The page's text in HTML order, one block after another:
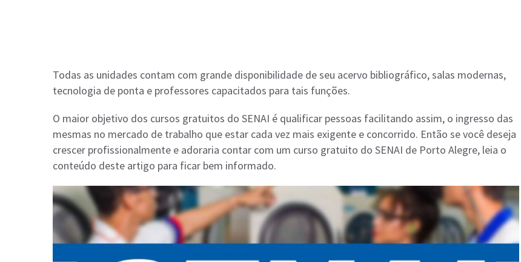
Todas as unidades contam com grande disponibilidade de seu acervo bibliográfico, salas modernas,
tecnologia de ponta e professores capacitados para tais funções.
O maior objetivo dos cursos gratuitos do SENAI é qualificar pessoas facilitando assim, o ingresso das
mesmas no mercado de trabalho que estar cada vez mais exigente e concorrido. Então se você deseja
crescer profissionalmente e adoraria contar com um curso gratuito do SENAI de Porto Alegre, leia o
conteúdo deste artigo para ficar bem informado.